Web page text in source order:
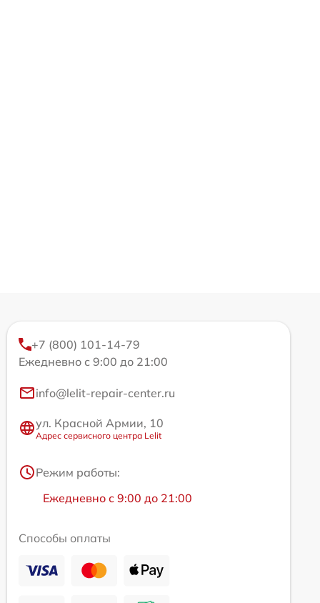
+7 (800) 101-14-79
Ежедневно с 9:00 до 21:00
info@lelit-repair-center.ru
ул. Красной Армии, 10
Адрес сервисного центра Lelit
Режим работы:
Ежедневно с 9:00 до 21:00
Способы оплаты